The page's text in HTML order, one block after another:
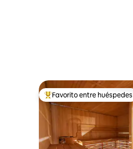
Favorito entre huéspedes
Favorito entre huéspedes